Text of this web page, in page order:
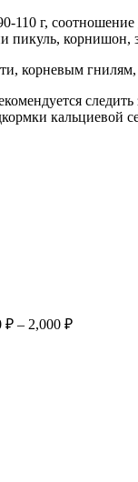
г,
пикуль,
корневым
кальциевой
₽ – 2,000 ₽Диапазон